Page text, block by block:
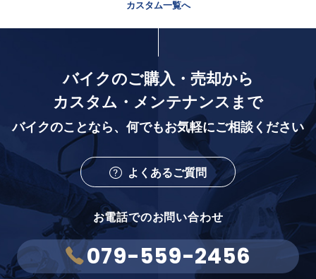
カスタム一覧へ
バイクのご購入・売却から
カスタム・メンテナンスまで
バイクのことなら、 何でもお気軽にご相談ください
よくあるご質問
お電話でのお問い合わせ
079-559-2456